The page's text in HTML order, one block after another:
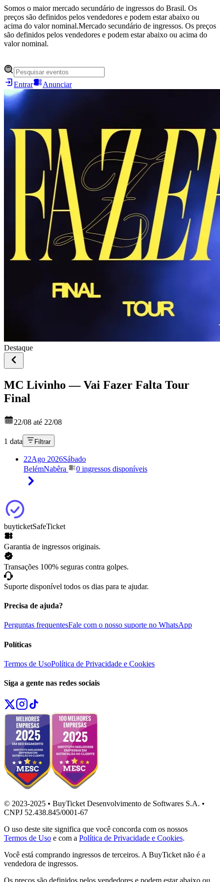
Somos o maior mercado secundário de ingressos do Brasil. Os
preços são definidos pelos vendedores e podem estar abaixo ou
acima do valor nominal.Mercado secundário de ingressos. Os preços
são definidos pelos vendedores e podem estar abaixo ou acima do
valor nominal.
Entrar Anunciar
Destaque
MC Livinho — Vai Fazer Falta Tour
Final
22/08 até 22/08
1 data Filtrar
22Ago 2026Sábado
BelémNabêra 0 ingressos disponíveis
buyticketSafeTicket
Garantia de ingressos originais.
Transações 100% seguras contra golpes.
Suporte disponível todos os dias para te ajudar.
Precisa de ajuda?
Perguntas frequentesFale com o nosso suporte no WhatsApp
Políticas
Termos de UsoPolítica de Privacidade e Cookies
Siga a gente nas redes sociais
© 2023-2025 • BuyTicket Desenvolvimento de Softwares S.A. •
CNPJ 52.438.845/0001-67
O uso deste site significa que você concorda com os nossos
Termos de Uso e com a Política de Privacidade e Cookies.
Você está comprando ingressos de terceiros. A BuyTicket não é a
vendedora de ingressos.